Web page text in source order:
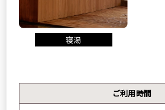
寝湯
ご利用時間